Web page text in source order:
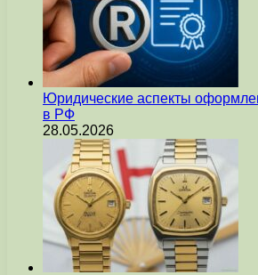
Юридические аспекты
в РФ
28.05.2026